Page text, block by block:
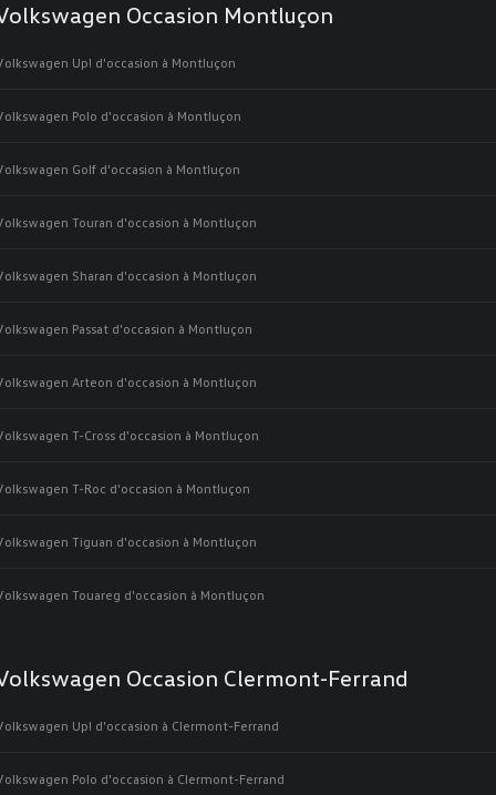
Occasion Montluçon
Up! d'occasion à Montluçon
Polo d'occasion à Montluçon
Golf d'occasion à Montluçon
Touran d'occasion à Montluçon
Sharan d'occasion à Montluçon
Passat d'occasion à Montluçon
Arteon d'occasion à Montluçon
T-Cross d'occasion à Montluçon
T-Roc d'occasion à Montluçon
Tiguan d'occasion à Montluçon
Touareg d'occasion à Montluçon
Occasion Clermont-Ferrand
Up! d'occasion à Clermont-Ferrand
Polo d'occasion à Clermont-Ferrand